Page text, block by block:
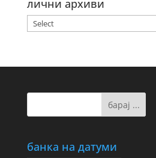
лични архиви
банка на датуми